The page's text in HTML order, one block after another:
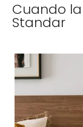
Cuando
Standar